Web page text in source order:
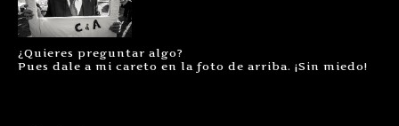
¿Quieres preguntar algo?
Pues dale a mi careto en la foto de arriba. ¡Sin miedo!